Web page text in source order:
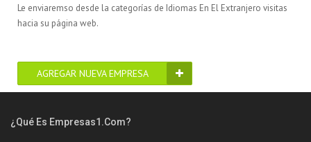
Le enviaremso desde la categorías de Idiomas En El Extranjero visitas
hacia su página web.
AGREGAR NUEVA EMPRESA
¿Qué Es Empresas1.com?